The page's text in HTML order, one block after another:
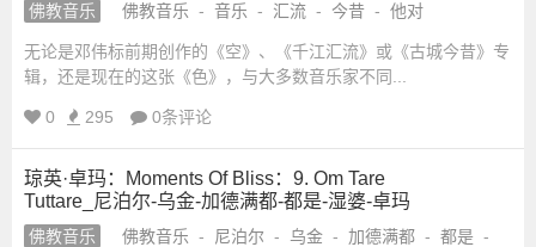
佛教音乐 佛教音乐 - 音乐 - 汇流 - 今昔 - 他对
无论是邓伟标前期创作的《空》、《千江汇流》或《古城今昔》专
辑，还是现在的这张《色》，与大多数音乐家不同...
0 295 0条评论
琼英·卓玛：Moments Of Bliss：9. Om Tare
Tuttare_尼泊尔-乌金-加德满都-都是-湿婆-卓玛
佛教音乐 佛教音乐 - 尼泊尔 - 乌金 - 加德满都 - 都是 -